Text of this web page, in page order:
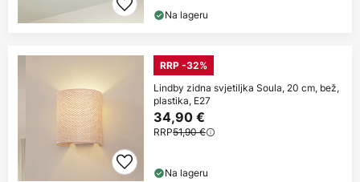
Na lageru
RRP -32%
Lindby zidna svjetiljka Soula, 20 cm, bež,
plastika, E27
34,90 €
RRP51,90 €
Na lageru